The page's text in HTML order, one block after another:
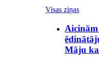
Visas ziņas
Māju